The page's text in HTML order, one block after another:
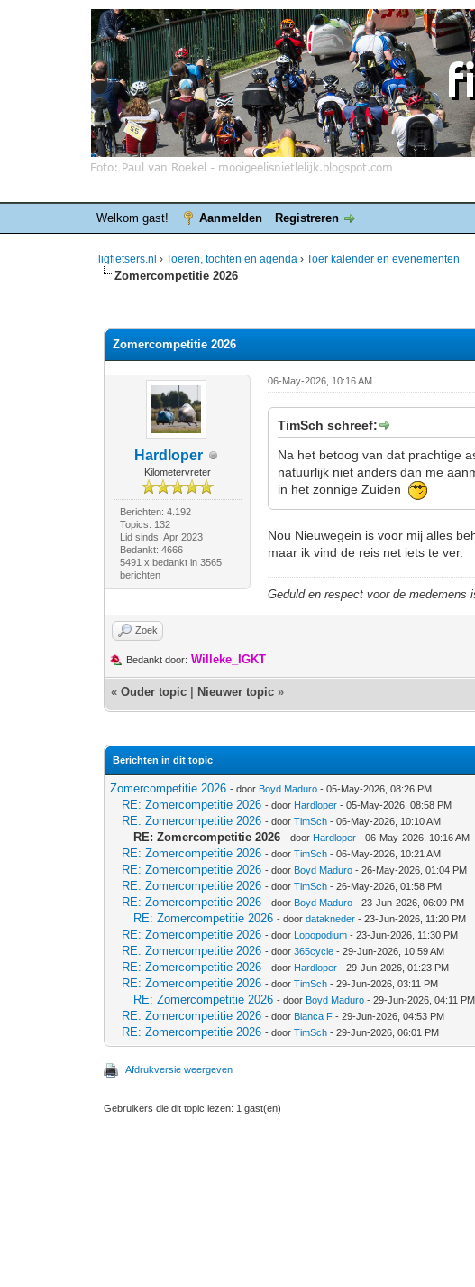
Welkom gast! Aanmelden Registreren
ligfietsers.nl ›Toeren, tochten en agenda ›Toer kalender en evenementen
Zomercompetitie 2026
Zomercompetitie 2026
Hardloper
Kilometervreter
Berichten: 4.192
Topics: 132
Lid sinds: Apr 2023
Bedankt: 4666
5491 x bedankt in 3565
berichten
06-May-2026, 10:16 AM
TimSch schreef:
Na het betoog van dat prachtige
natuurlijk niet anders dan me
in het zonnige Zuiden
Nou Nieuwegein is voor mij alles
maar ik vind de reis net iets te ver.
Geduld en respect voor de medemens
Zoek
Bedankt door: Willeke_IGKT
«Ouder topic Nieuwer topic »
Berichten in dit topic
Zomercompetitie 2026 - door Boyd Maduro - 05-May-2026, 08:26 PM
RE: Zomercompetitie 2026 - door Hardloper - 05-May-2026, 08:58 PM
RE: Zomercompetitie 2026 - doorTimSch - 06-May-2026, 10:10 AM
RE: Zomercompetitie 2026 - door Hardloper - 06-May-2026, 10:16 AM
RE: Zomercompetitie 2026 - doorTimSch - 06-May-2026, 10:21 AM
RE: Zomercompetitie 2026 - door Boyd Maduro - 26-May-2026, 01:04 PM
RE: Zomercompetitie 2026 - doorTimSch - 26-May-2026, 01:58 PM
RE: Zomercompetitie 2026 - door Boyd Maduro - 23-Jun-2026, 06:09 PM
RE: Zomercompetitie 2026 - doordatakneder - 23-Jun-2026, 11:20 PM
RE: Zomercompetitie 2026 - door Lopopodium - 23-Jun-2026, 11:30 PM
RE: Zomercompetitie 2026 - door365cycle - 29-Jun-2026, 10:59 AM
RE: Zomercompetitie 2026 - door Hardloper - 29-Jun-2026, 01:23 PM
RE: Zomercompetitie 2026 - doorTimSch - 29-Jun-2026, 03:11 PM
RE: Zomercompetitie 2026 - door Boyd Maduro - 29-Jun-2026, 04:11 PM
RE: Zomercompetitie 2026 - door Bianca F - 29-Jun-2026, 04:53 PM
RE: Zomercompetitie 2026 - doorTimSch - 29-Jun-2026, 06:01 PM
Afdrukversie weergeven
Gebruikers die dit topic lezen: 1 gast(en)